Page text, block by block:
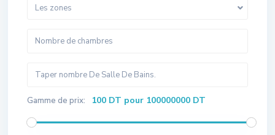
Les zones
Gamme de prix: 100 DT pour 100000000 DT